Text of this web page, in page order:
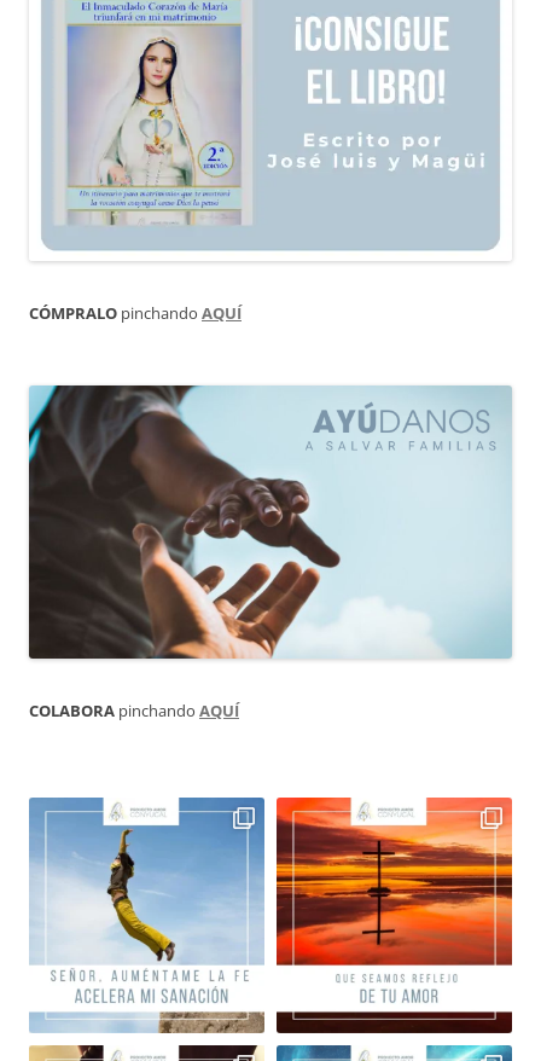
CÓMPRALO pinchando AQUÍ
COLABORA pinchando AQUÍ